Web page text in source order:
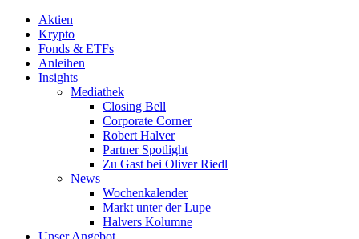
Aktien
Krypto
Fonds & ETFs
Anleihen
Insights
Mediathek
Closing Bell
Corporate Corner
Robert Halver
Partner Spotlight
Zu Gast bei Oliver Riedl
News
Wochenkalender
Markt unter der Lupe
Halvers Kolumne
Unser Angebot